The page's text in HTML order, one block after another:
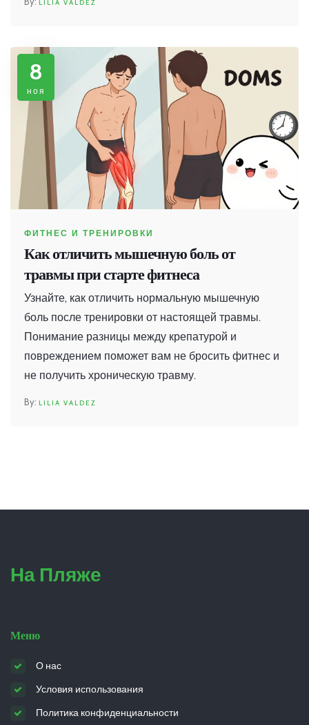
LILIA VALDEZ
8
ноя
ФИТНЕС И ТРЕНИРОВКИ
Как отличить мышечную боль от
травмы при старте фитнеса
Узнайте, как отличить нормальную мышечную
боль после тренировки от настоящей травмы.
Понимание разницы между крепатурой и
повреждением поможет вам не бросить фитнес и
не получить хроническую травму.
LILIA VALDEZ
На Пляже
Меню
О нас
Условия использования
Политика конфиденциальности